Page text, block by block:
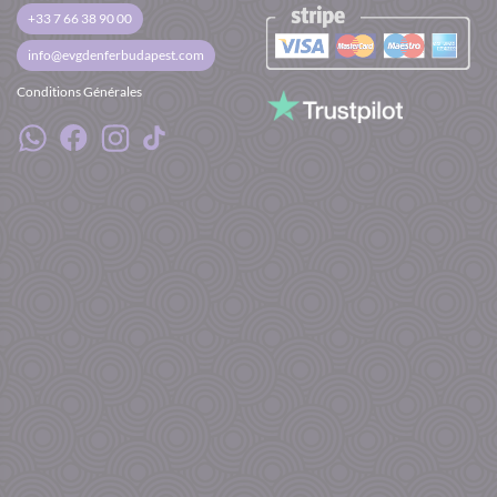
+33 7 66 38 90 00
info@evgdenferbudapest.com
Conditions Générales